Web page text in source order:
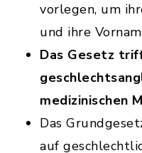
vorlegen, um
und ihre
Das Gesetz
medizinischen
Das
auf